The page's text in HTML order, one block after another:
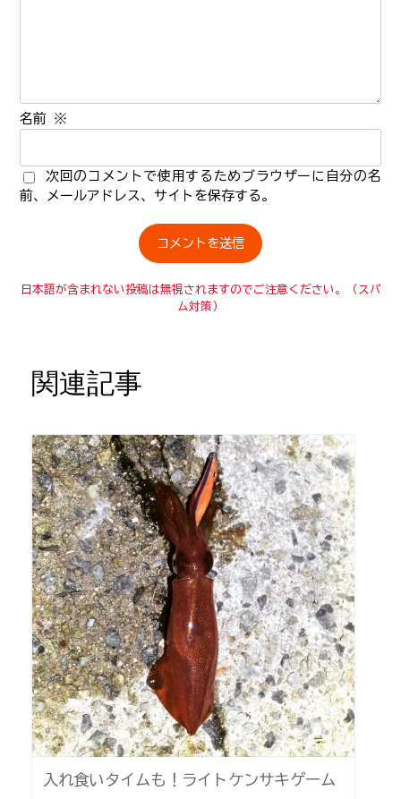
名前 ※
次回のコメントで使用するためブラウザーに自分の名
前、メールアドレス、サイトを保存する。
日本語が含まれない投稿は無視されますのでご注意ください。（スパ
ム対策）
関連記事
入れ食いタイムも！ライトケンサキゲーム